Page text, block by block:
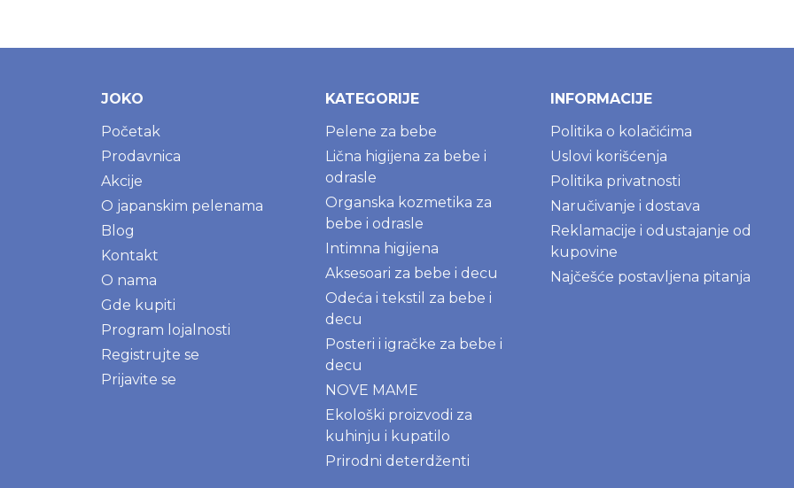
JOKO
Početak
Prodavnica
Akcije
O japanskim pelenama
Blog
Kontakt
O nama
Gde kupiti
Program lojalnosti
Registrujte se
Prijavite se
KATEGORIJE
Pelene za bebe
Lična higijena za bebe i
odrasle
Organska kozmetika za
bebe i odrasle
Intimna higijena
Aksesoari za bebe i decu
Odeća i tekstil za bebe i
decu
Posteri i igračke za bebe i
decu
NOVE MAME
Ekološki proizvodi za
kuhinju i kupatilo
Prirodni deterdženti
INFORMACIJE
Politika o kolačićima
Uslovi korišćenja
Politika privatnosti
Naručivanje i dostava
Reklamacije i odustajanje od
kupovine
Najčešće postavljena pitanja